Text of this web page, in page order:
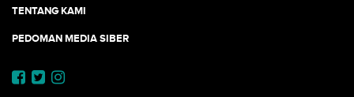
TENTANG KAMI
PEDOMAN MEDIA SIBER